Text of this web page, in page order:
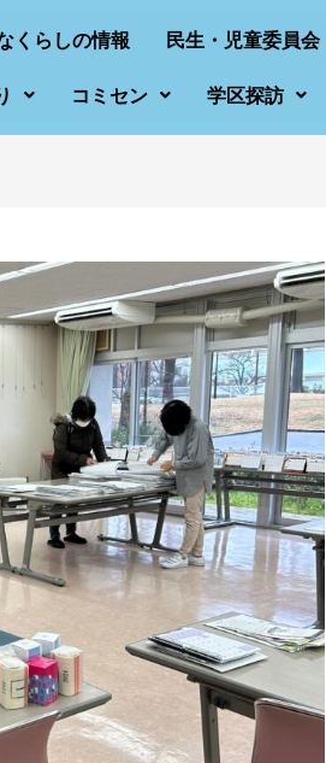
くらしの情報 民生・児童委員会
コミセン 学区探訪